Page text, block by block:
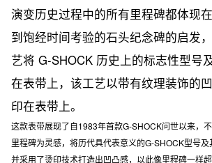
演变历史过程中的所有里程碑都体现
到饱经时间考验的石头纪念碑的启发
艺将 G-SHOCK 历史上的标志性型号
在表带上，该工艺以带有纹理装饰的
印在表带上。
这款表带展现了自1983年首款G-SHOCK问世以来，
里程碑为灵感，将历代具代表意义的G-SHOCK型号及
并采用了烫印技术打造出凹凸感，以此像里程碑一样